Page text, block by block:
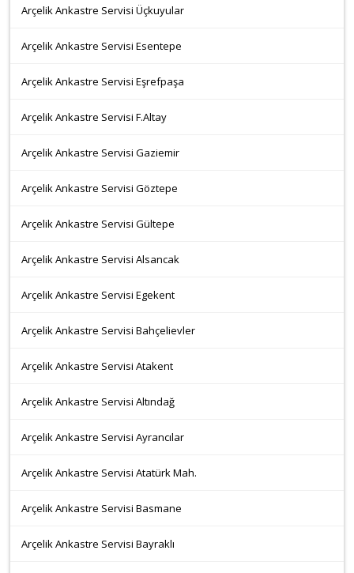
Arçelik Ankastre Servisi Üçkuyular
Arçelik Ankastre Servisi Esentepe
Arçelik Ankastre Servisi Eşrefpaşa
Arçelik Ankastre Servisi F.Altay
Arçelik Ankastre Servisi Gaziemir
Arçelik Ankastre Servisi Göztepe
Arçelik Ankastre Servisi Gültepe
Arçelik Ankastre Servisi Alsancak
Arçelik Ankastre Servisi Egekent
Arçelik Ankastre Servisi Bahçelievler
Arçelik Ankastre Servisi Atakent
Arçelik Ankastre Servisi Altındağ
Arçelik Ankastre Servisi Ayrancılar
Arçelik Ankastre Servisi Atatürk Mah.
Arçelik Ankastre Servisi Basmane
Arçelik Ankastre Servisi Bayraklı